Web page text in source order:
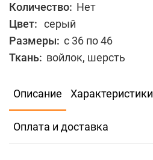
Количество: Нет
Цвет: серый
Размеры: с 36 по 46
Ткань: войлок, шерсть
500
Описание Характеристики
Оплата и доставка